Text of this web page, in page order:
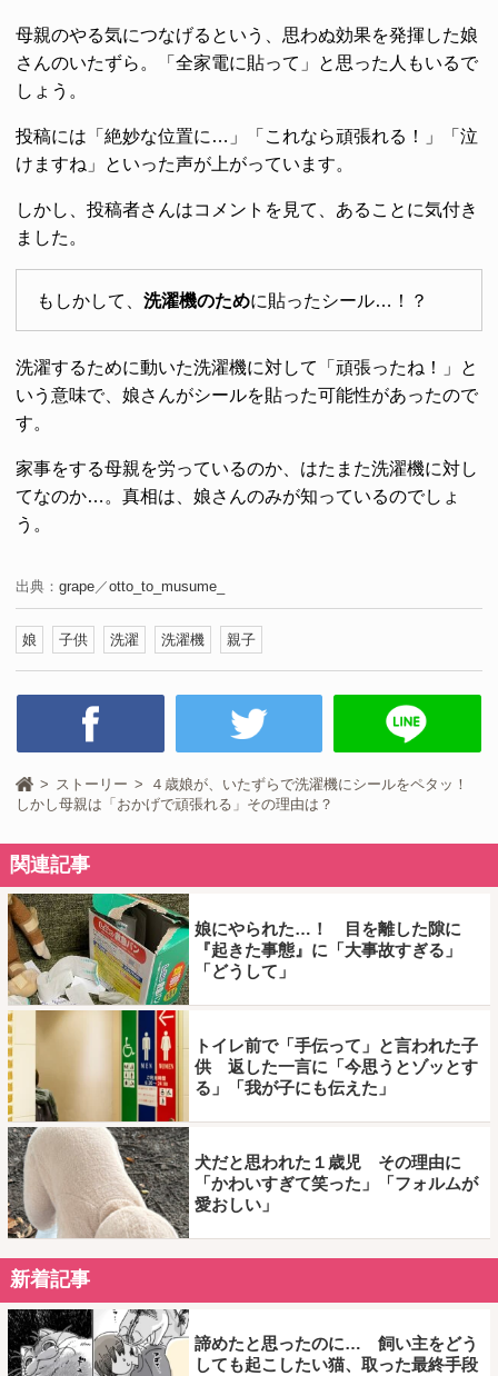
母親のやる気につなげるという、思わぬ効果を発揮した娘
さんのいたずら。「全家電に貼って」と思った人もいるで
しょう。
投稿には「絶妙な位置に…」「これなら頑張れる！」「泣
けますね」といった声が上がっています。
しかし、投稿者さんはコメントを見て、あることに気付き
ました。
もしかして、 洗濯機のために貼ったシール…！？
洗濯するために動いた洗濯機に対して「頑張ったね！」と
いう意味で、娘さんがシールを貼った可能性があったので
す。
家事をする母親を労っているのか、はたまた洗濯機に対し
てなのか…。真相は、娘さんのみが知っているのでしょ
う。
出典： grape／otto_to_musume_
娘 子供 洗濯 洗濯機 親子
ストーリー
４歳娘が、いたずらで洗濯機にシールをペタッ！
しかし母親は「おかげで頑張れる」その理由は？
関連記事
娘にやられた…！ 目を離した隙に
『起きた事態』に「大事故すぎる」
「どうして」
トイレ前で「手伝って」と言われた子
供 返した一言に「今思うとゾッとす
る」「我が子にも伝えた」
犬だと思われた１歳児 その理由に
「かわいすぎて笑った」「フォルムが
愛おしい」
新着記事
諦めたと思ったのに… 飼い主をどう
しても起こしたい猫、取った最終手段